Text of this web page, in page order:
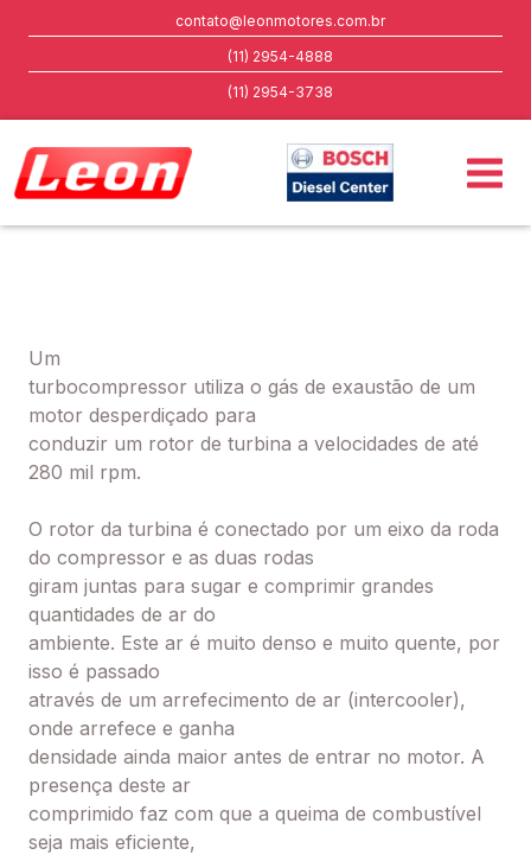
contato@leonmotores.com.br
(11) 2954-4888
(11) 2954-3738
Um
turbocompressor utiliza o gás de exaustão de um
motor desperdiçado para
conduzir um rotor de turbina a velocidades de até
280 mil rpm.
O rotor da turbina é conectado por um eixo da roda
do compressor e as duas rodas
giram juntas para sugar e comprimir grandes
quantidades de ar do
ambiente. Este ar é muito denso e muito quente, por
isso é passado
através de um arrefecimento de ar (intercooler),
onde arrefece e ganha
densidade ainda maior antes de entrar no motor. A
presença deste ar
comprimido faz com que a queima de combustível
seja mais eficiente,